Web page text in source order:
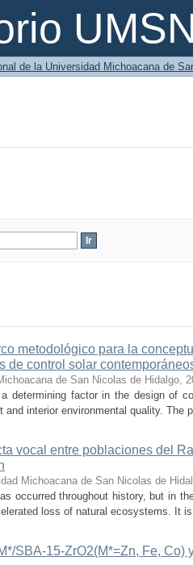
de la Universidad Michoacana de
metodológico para la
de control solar
de San Nicolas de Hidalgo,
determining factor in the design of
interior environmental quality. The
vocal entre poblaciones del
Michoacana de San Nicolas de
occurred throughout history, but in
loss of natural ecosystems. It
SBA-15-ZrO2(M*=Zn, Fe, Co)